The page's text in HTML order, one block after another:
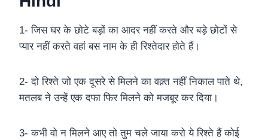
1- जिस घर के छोटे बड़ों का आदर नहीं करते और बड़े छोटों से
प्यार नहीं करते वहां बस नाम के ही रिश्तेदार होते हैं।
2- दो रिश्ते जो एक दूसरे से मिलने का वक़्त नहीं निकाल पाते थे,
मतलब ने उन्हें एक दफा फिर मिलने को मजबूर कर दिया।
3- कभी वो न मिलने आए तो तुम चले जाया करो ये रिश्ते हैं कोई